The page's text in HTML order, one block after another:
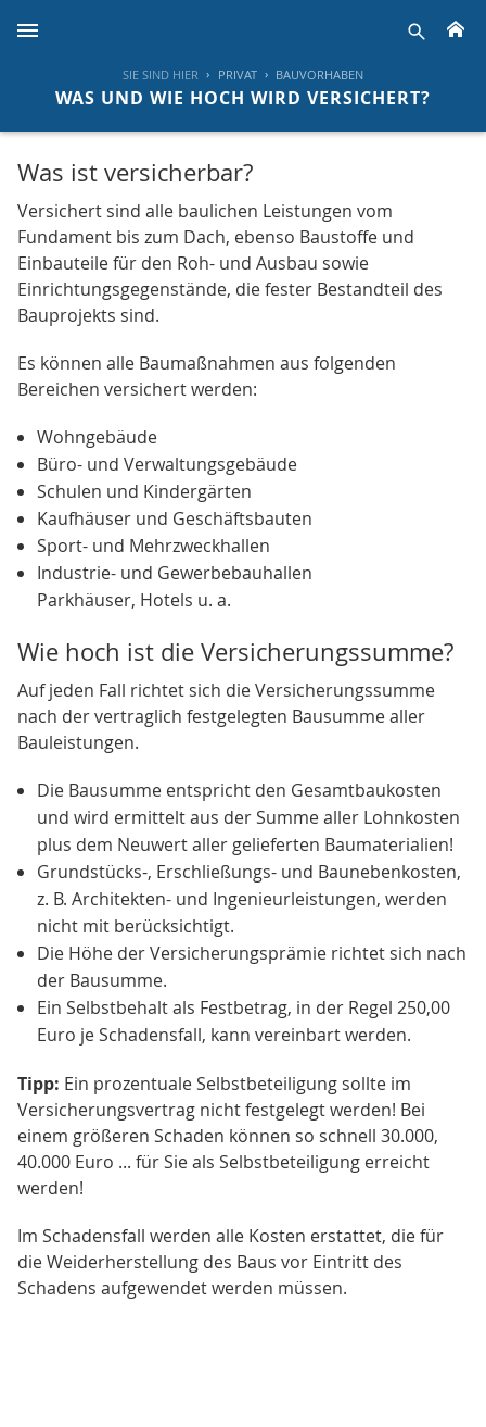
SIE SIND HIER PRIVAT BAUVORHABEN
WAS UND WIE HOCH WIRD VERSICHERT?
Was ist versicherbar?
Versichert sind alle baulichen Leistungen vom
Fundament bis zum Dach, ebenso Baustoffe und
Einbauteile für den Roh- und Ausbau sowie
Einrichtungsgegenstände, die fester Bestandteil des
Bauprojekts sind.
Es können alle Baumaßnahmen aus folgenden
Bereichen versichert werden:
Wohngebäude
Büro- und Verwaltungsgebäude
Schulen und Kindergärten
Kaufhäuser und Geschäftsbauten
Sport- und Mehrzweckhallen
Industrie- und Gewerbebauhallen
Parkhäuser, Hotels u. a.
Wie hoch ist die Versicherungssumme?
Auf jeden Fall richtet sich die Versicherungssumme
nach der vertraglich festgelegten Bausumme aller
Bauleistungen.
Die Bausumme entspricht den Gesamtbaukosten
und wird ermittelt aus der Summe aller Lohnkosten
plus dem Neuwert aller gelieferten Baumaterialien!
Grundstücks-, Erschließungs- und Baunebenkosten,
z. B. Architekten- und Ingenieurleistungen, werden
nicht mit berücksichtigt.
Die Höhe der Versicherungsprämie richtet sich nach
der Bausumme.
Ein Selbstbehalt als Festbetrag, in der Regel 250,00
Euro je Schadensfall, kann vereinbart werden.
Tipp: Ein prozentuale Selbstbeteiligung sollte im
Versicherungsvertrag nicht festgelegt werden! Bei
einem größeren Schaden können so schnell 30.000,
40.000 Euro ... für Sie als Selbstbeteiligung erreicht
werden!
Im Schadensfall werden alle Kosten erstattet, die für
die Weiderherstellung des Baus vor Eintritt des
Schadens aufgewendet werden müssen.